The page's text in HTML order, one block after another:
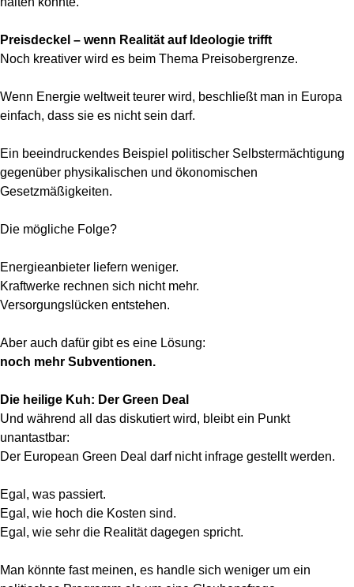
Preisdeckel – wenn Realität auf Ideologie trifft
Noch kreativer wird es beim Thema Preisobergrenze.
Wenn Energie weltweit teurer wird, beschließt man in Europa
einfach, dass sie es nicht sein darf.
Ein beeindruckendes Beispiel politischer Selbstermächtigung
gegenüber physikalischen und ökonomischen
Gesetzmäßigkeiten.
Die mögliche Folge?
Energieanbieter liefern weniger.
Kraftwerke rechnen sich nicht mehr.
Versorgungslücken entstehen.
Aber auch dafür gibt es eine Lösung:
noch mehr Subventionen.
Die heilige Kuh: Der Green Deal
Und während all das diskutiert wird, bleibt ein Punkt
unantastbar:
Der European Green Deal darf nicht infrage gestellt werden.
Egal, was passiert.
Egal, wie hoch die Kosten sind.
Egal, wie sehr die Realität dagegen spricht.
Man könnte fast meinen, es handle sich weniger um ein